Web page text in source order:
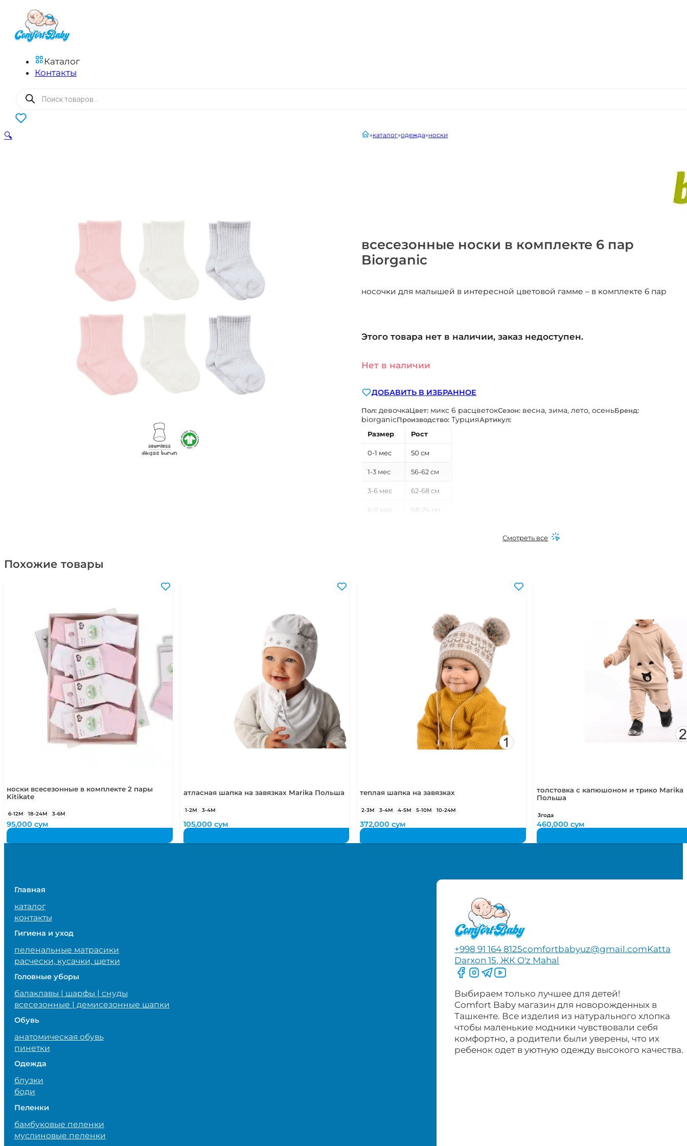
Каталог
Контакты
Поиск
товаров
0
всесезонные носки в комплекте 6 пар
Biorganic
носочки для малышей в интересной цветовой гамме – в комплекте 6 пар
главнаякаталог одежда носки
Этого товара нет в наличии, заказ недоступен.
Нет в наличии
ДОБАВИТЬ В ИЗБРАННОЕ
Пол: девочкаЦвет: микс 6 расцветокСезон: весна, зима, лето, осеньБренд:
biorganicПроизводство: ТурцияАртикул:
Размер
Рост
0-1 мес 50 см
1-3 мес 56-62 см
3-6 мес 62-68 см
6-9 мес 68-74 см
104-110 см
110-116 см
Смотреть все
🔍
Похожие товары
носки всесезонные в комплекте 2 пары
Kitikate
6-12М 18-24М 3-6М
95,000сум
атласная шапка на завязках Marika Польша
1-2М 3-4М
105,000 сум
теплая шапка на завязках
2-3М 3-4М 4-5М 5-10М 10-24М
372,000сум
толстовка с капюшоном и трико Marika
Польша
3года
460,000 сум
Главная
каталог
контакты
Гигиена и уход
пеленальные матрасики
расчески, кусачки, щетки
Головные уборы
балаклавы | шарфы | снуды
всесезонные | демисезонные шапки
Обувь
анатомическая обувь
пинетки
Одежда
блузки
боди
Пеленки
бамбуковые пеленки
муслиновые пеленки
+998 91 164 8125comfortbabyuz@gmail.comKatta
Darxon 15, ЖК O'z Mahal
Следите за нами на Facebook
Следите за нами в Instagram
Следите за нами в Telegram
Следите за нами в YouTube
Выбираем только лучшее для детей!
Comfort Baby магазин для новорожденных в
Ташкенте. Все изделия из натурального хлопка
чтобы маленькие модники чувствовали себя
комфортно, а родители были уверены, что их
ребенок одет в уютную одежду высокого качества.